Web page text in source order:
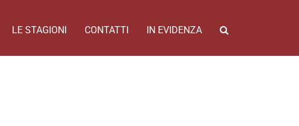
LE STAGIONI CONTATTI IN EVIDENZA